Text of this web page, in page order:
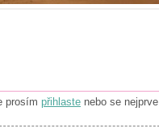
prosím přihlaste nebo se nejprve